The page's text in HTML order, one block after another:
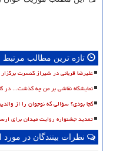
تازه ترین مطالب مرتبط
علیرضا قربانی در شیراز کنسرت
نمایشگاه نقاشی بر من چه گذشت... در
کجا بودی؟ سؤالی که نوجوان را از
تمدید جشنواره روایت میدان برای
نظرات بینندگان در